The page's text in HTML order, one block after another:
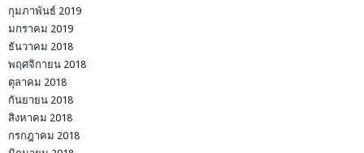
กุมภาพันธ์ 2019
มกราคม 2019
ธันวาคม 2018
พฤศจิกายน 2018
ตุลาคม 2018
กันยายน 2018
สิงหาคม 2018
กรกฎาคม 2018